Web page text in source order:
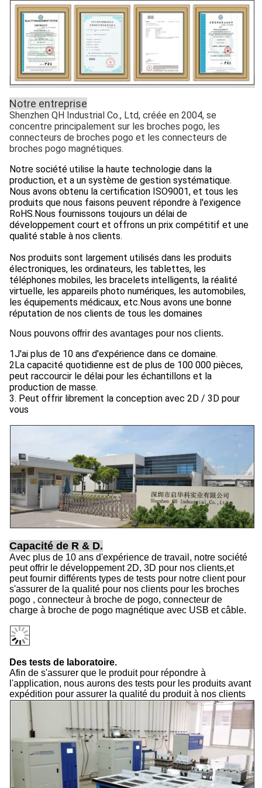
Notre entreprise
Shenzhen QH Industrial Co., Ltd, créée en 2004, se
concentre principalement sur les broches pogo, les
connecteurs de broches pogo et les connecteurs de
broches pogo magnétiques.
Notre société utilise la haute technologie dans la
production, et a un système de gestion systématique.
Nous avons obtenu la certification ISO9001, et tous les
produits que nous faisons peuvent répondre à l'exigence
RoHS.Nous fournissons toujours un délai de
développement court et offrons un prix compétitif et une
qualité stable à nos clients.
Nos produits sont largement utilisés dans les produits
électroniques, les ordinateurs, les tablettes, les
téléphones mobiles, les bracelets intelligents, la réalité
virtuelle, les appareils photo numériques, les automobiles,
les équipements médicaux, etc.Nous avons une bonne
réputation de nos clients de tous les domaines
Nous pouvons offrir des avantages pour nos clients.
1J'ai plus de 10 ans d'expérience dans ce domaine.
2La capacité quotidienne est de plus de 100 000 pièces,
peut raccourcir le délai pour les échantillons et la
production de masse.
3. Peut offrir librement la conception avec 2D / 3D pour
vous
Capacité de R & D.
Avec plus de 10 ans d'expérience de travail, notre société
peut offrir le développement 2D, 3D pour nos clients,et
peut fournir différents types de tests pour notre client pour
s'assurer de la qualité pour nos clients pour les broches
pogo , connecteur à broche de pogo, connecteur de
charge à broche de pogo magnétique avec USB et câble.
Des tests de laboratoire.
Afin de s'assurer que le produit pour répondre à
l'application, nous aurons des tests pour les produits avant
expédition pour assurer la qualité du produit à nos clients